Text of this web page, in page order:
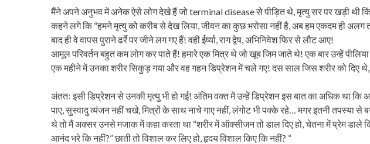
मैंने अपने अनुभव में अनेक ऐसे लोग देखे हैं जो terminal disease से पीड़ित थे, मृत्यु सर पर खड़ी थी
कहने लगे कि “हमने मृत्यु को करीब से देख लिया, जीवन का कुछ भरोसा नहीं है, अब हम एकदम ही अलग
बाद ही वे वापस पुराने ढर्रे पर जीने लग गए हैं! वही ईर्ष्या, राग द्वेष, अभिनिवेश फिर से लौट आए!
आमूल परिवर्तन बहुत कम लोग कर पाते हैं! हमारे एक मित्र थे जो खूब जिम जाते थे! एक बार उन्हें
एक महीने में उनका शरीर सिकुड़ गया और वह गहन डिप्रेशन में चले गए! दस साल जिस शरीर को दिए
अंततः इसी डिप्रेशन से उनकी मृत्यु भी हो गई! अंतिम वक्त में उन्हें डिप्रेशन इस बात का अधिक था
पाए, सुस्वादु व्यंजन नहीं चखे, मित्रों के साथ नाचे गाए नहीं, लंगोट भी पक्के रहे… मगर इतनी तपस्या से
थे तो मैं अक्सर उनसे मजाक में कहा करता था “शरीर में ऑक्सीजन तो डाल दिए हो, चेतना में प्रेम डाले कि
आनंद भरे कि नहीं?” छाती तो विशाल कर लिए हो, हृदय विशाल किए कि नहीं? “